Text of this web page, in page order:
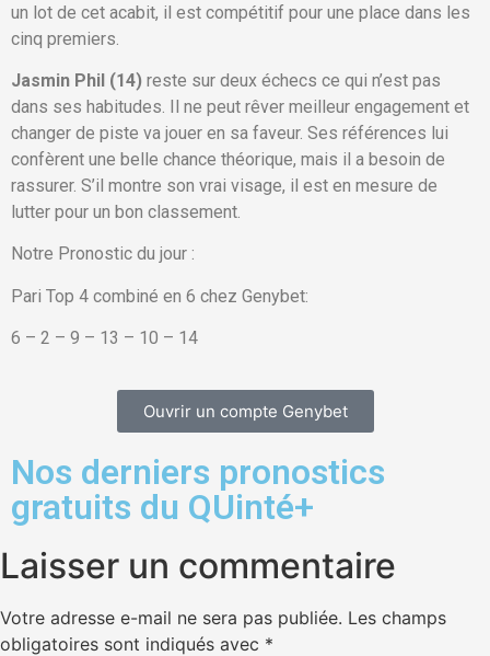
un lot de cet acabit, il est compétitif pour une place dans les
cinq premiers.
Jasmin Phil (14) reste sur deux échecs ce qui n’est pas
dans ses habitudes. Il ne peut rêver meilleur engagement et
changer de piste va jouer en sa faveur. Ses références lui
confèrent une belle chance théorique, mais il a besoin de
rassurer. S’il montre son vrai visage, il est en mesure de
lutter pour un bon classement.
Notre Pronostic du jour :
Pari Top 4 combiné en 6 chez Genybet:
6 – 2 – 9 – 13 – 10 – 14
Ouvrir un compte Genybet
Nos derniers pronostics
gratuits du QUinté+
Laisser un commentaire
Votre adresse e-mail ne sera pas publiée. Les champs
obligatoires sont indiqués avec *